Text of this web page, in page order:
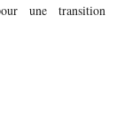
une transition